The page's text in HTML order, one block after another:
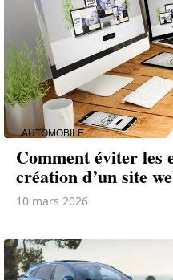
AUTOMOBILE
Comment éviter les
création d’un site
10 mars 2026